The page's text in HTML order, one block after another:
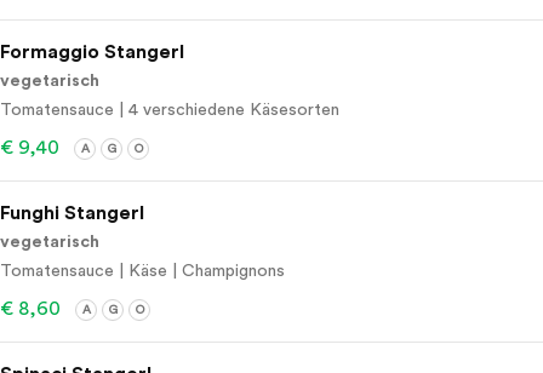
Formaggio Stangerl
vegetarisch
Tomatensauce | 4 verschiedene Käsesorten
€ 9,40 A G O
Funghi Stangerl
vegetarisch
Tomatensauce | Käse | Champignons
€ 8,60 A G O